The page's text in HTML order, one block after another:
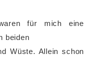
für mich eine
beiden
Wüste. Allein schon